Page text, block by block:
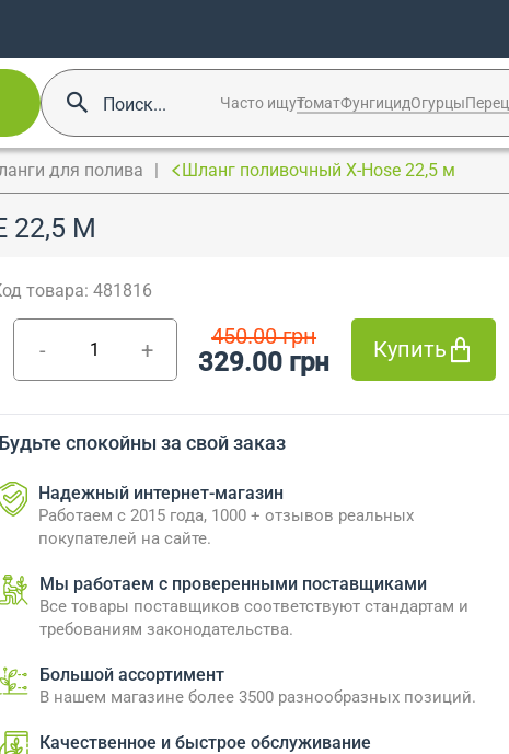
Часто ищут:ТоматФунгицидОгурцыПерец
для полива Шланг поливочный X-Hose 22,5 м
22,5 М
товара: 481816
- +
450.00 грн
329.00 грн Купить
Будьте спокойны за свой заказ
Надежный интернет-магазин
Работаем с 2015 года, 1000 + отзывов реальных
покупателей на сайте.
Мы работаем с проверенными поставщиками
Все товары поставщиков соответствуют стандартам и
требованиям законодательства.
Большой ассортимент
В нашем магазине более 3500 разнообразных позиций.
Качественное и быстрое обслуживание